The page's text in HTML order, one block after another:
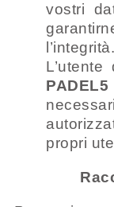
vostri
l’integrità.
PADEL5
propri